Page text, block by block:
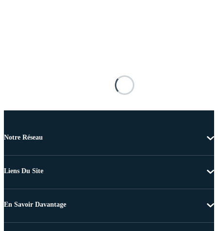
Notre Réseau
Liens Du Site
En Savoir Davantage